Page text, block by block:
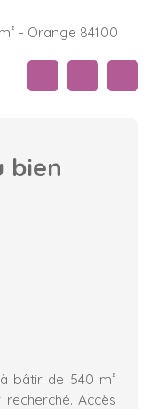
- Orange 84100
bien
bâtir de 540 m²
Accès